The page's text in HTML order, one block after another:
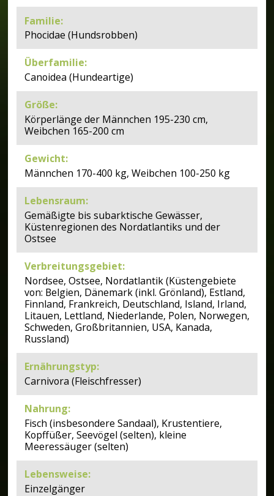
Familie:
Phocidae (Hundsrobben)
Überfamilie:
Canoidea (Hundeartige)
Größe:
Körperlänge der Männchen 195-230 cm,
Weibchen 165-200 cm
Gewicht:
Männchen 170-400 kg, Weibchen 100-250 kg
Lebensraum:
Gemäßigte bis subarktische Gewässer,
Küstenregionen des Nordatlantiks und der
Ostsee
Verbreitungsgebiet:
Nordsee, Ostsee, Nordatlantik (Küstengebiete
von: Belgien, Dänemark (inkl. Grönland), Estland,
Finnland, Frankreich, Deutschland, Island, Irland,
Litauen, Lettland, Niederlande, Polen, Norwegen,
Schweden, Großbritannien, USA, Kanada,
Russland)
Ernährungstyp:
Carnivora (Fleischfresser)
Nahrung:
Fisch (insbesondere Sandaal), Krustentiere,
Kopffüßer, Seevögel (selten), kleine
Meeressäuger (selten)
Lebensweise:
Einzelgänger